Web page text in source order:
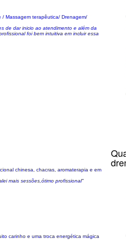
Massagem terapêutica/ Drenagem/
de dar inicio ao atendimento e além da
foi bem intuitiva em incluir essa
chinesa, chacras, aromaterapia e em
mais sessões,ótimo profissional"
carinho e uma troca energética mágica